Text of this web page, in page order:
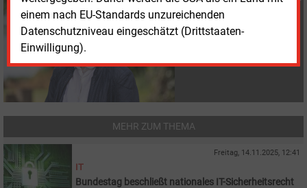
einem nach EU-Standards unzureichenden
Datenschutzniveau eingeschätzt (Drittstaaten-
Einwilligung).
+49 (0) 151 28207503
s.harmsen@energie-
und-management.de
MEHR ZUM THEMA
Freitag, 14.11.2025, 12:41
IT
Bundestag beschließt nationales IT-Sicherheitsrecht